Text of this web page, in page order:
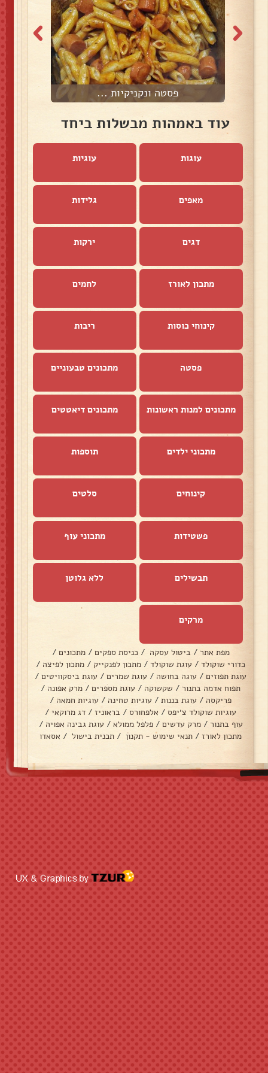
פסטה ונקניקיות ...
עוד באמהות מבשלות ביחד
עוגות עוגיות
מאפים גלידות
דגים ירקות
מתכון לאורז לחמים
קינוחי כוסות ריבות
פסטה מתכונים טבעוניים
מתכונים למנות ראשונות מתכונים דיאטטים
מתכוני ילדים תוספות
קינוחים סלטים
פשטידות מתכוני עוף
תבשילים ללא גלוטן
מרקים
מפת אתר / ביטול עסקה / כניסת ספקים / מתכונים /
כדורי שוקולד / עוגת שוקולד / מתכון לפנקייק / מתכון לפיצה /
עוגת תפוזים / עוגה בחושה / עוגת שמרים / עוגת ביסקוויטים /
תפוח אדמה בתנור / שקשוקה / עוגת מספרים / מרק אפונה /
פריקסה / עוגת בננות / עוגיות טחינה / עוגיות חמאה /
עוגיות שוקולד צ׳יפס / אלפחורס / בראוניז / דג מרוקאי /
עוף בתנור / מרק עדשים / פלפל ממולא / עוגת גבינה אפויה /
מתכון לאורז / תנאי שימוש - תקנון / תכנית בישול / אסאדו